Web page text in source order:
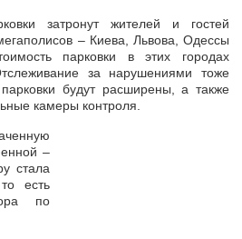
затронут жителей и гостей
– Киева, Львова, Одессы
парковки в этих городах
за нарушениями тоже
будут расширены, а также
камеры контроля.
–
стала
есть
по